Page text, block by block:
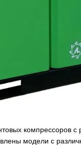
компрессоров
модели с